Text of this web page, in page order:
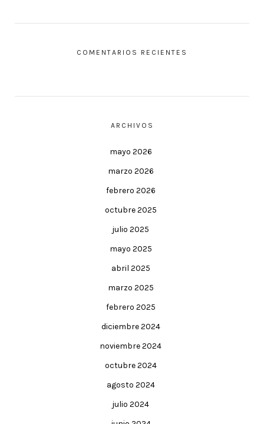
COMENTARIOS RECIENTES
ARCHIVOS
mayo 2026
marzo 2026
febrero 2026
octubre 2025
julio 2025
mayo 2025
abril 2025
marzo 2025
febrero 2025
diciembre 2024
noviembre 2024
octubre 2024
agosto 2024
julio 2024